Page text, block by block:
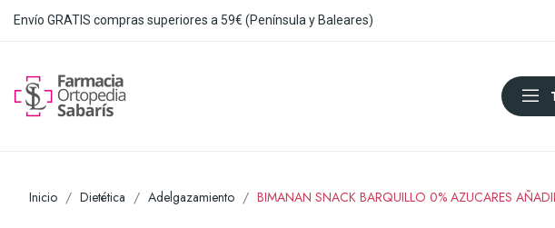
Envío GRATIS compras superiores a 59€ (Península y Baleares)
Inicio Dietética Adelgazamiento BIMANAN SNACK BARQUILLO 0% AZUCARES